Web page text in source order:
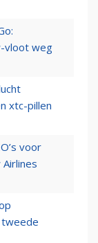
vloot weg
xtc-pillen
voor
tweede